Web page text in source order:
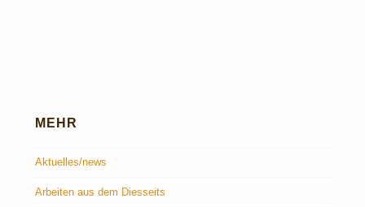
MEHR
Aktuelles/news
Arbeiten aus dem Diesseits